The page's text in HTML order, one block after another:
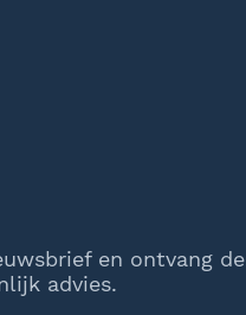
en ontvang de
advies.